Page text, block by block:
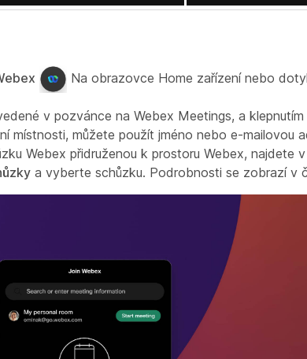
Na obrazovce Home zařízení nebo
v pozvánce na Webex Meetings, a klepnutím
místnosti, můžete použít jméno nebo e-mailovou
Webex přidruženou k prostoru Webex, najdete
a vyberte schůzku. Podrobnosti se zobrazí v